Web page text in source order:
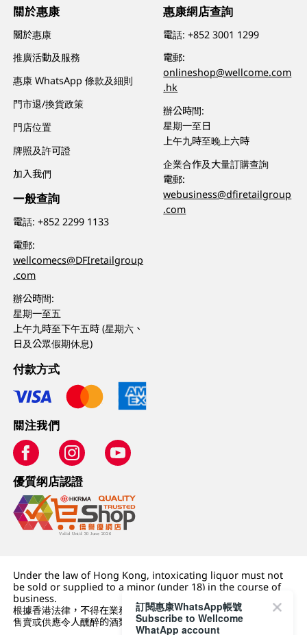
關於惠康
關於惠康
推廣活動及服務
惠康 WhatsApp 條款及細則
門市退/換貨政策
門店位置
牌照及許可證
加入我們
一般查詢
電話:+852 2299 1133
電郵:
wellcomecs@DFIretailgroup
.com
辦公時間:
星期一至五
上午九時至下午五時 (星期六、
日及公眾假期休息)
惠康網店查詢
電話:+852 3001 1299
電郵:
onlineshop@wellcome.com
.hk
辦公時間:
星期一至日
上午九時至晚上六時
企業合作及大量訂購查詢
電郵:
webusiness@dfiretailgroup
.com
付款方式
關注我們
優質纲店認證
Under the law of Hong Kong, intoxicating liquor must not
be sold or supplied to a minor (under 18) in the course of
business.
根據香港法律，不得在業務過程中，向未成年人 (18 歲以下人士)
售賣或供應令人醺醉的酒類。
訂閱惠康WhatsApp帳號
Subscribe to Wellcome
WhatApp account